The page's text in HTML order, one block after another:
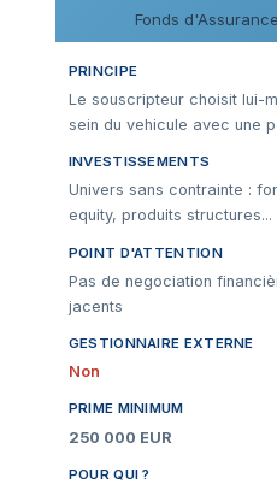
Fonds
PRINCIPE
Le souscripteur choisit lui-
sein du vehicule avec une
INVESTISSEMENTS
Univers sans contrainte :
equity, produits structures...
POINT D'ATTENTION
Pas de negociation
jacents
GESTIONNAIRE EXTERNE
Non
PRIME MINIMUM
250 000 EUR
POUR QUI ?